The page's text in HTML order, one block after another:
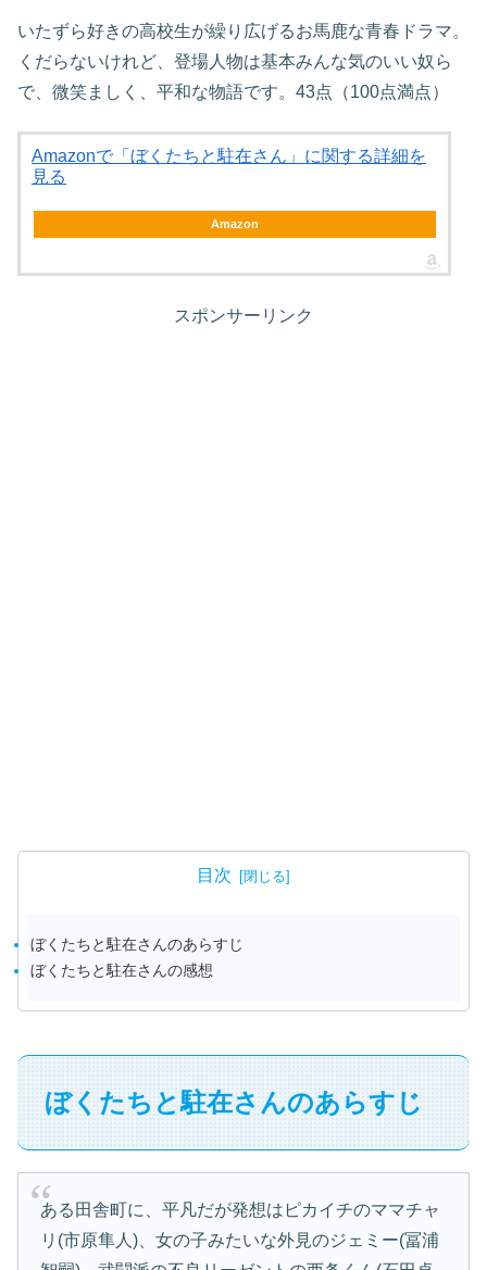
いたずら好きの高校生が繰り広げるお馬鹿な青春ドラマ。
くだらないけれど、登場人物は基本みんな気のいい奴ら
で、微笑ましく、平和な物語です。43点（100点満点）
Amazonで「ぼくたちと駐在さん」に関する詳細を
見る
Amazon
スポンサーリンク
目次
ぼくたちと駐在さんのあらすじ
ぼくたちと駐在さんの感想
ぼくたちと駐在さんのあらすじ
ある田舎町に、平凡だが発想はピカイチのママチャ
リ(市原隼人)、女の子みたいな外見のジェミー(冨浦